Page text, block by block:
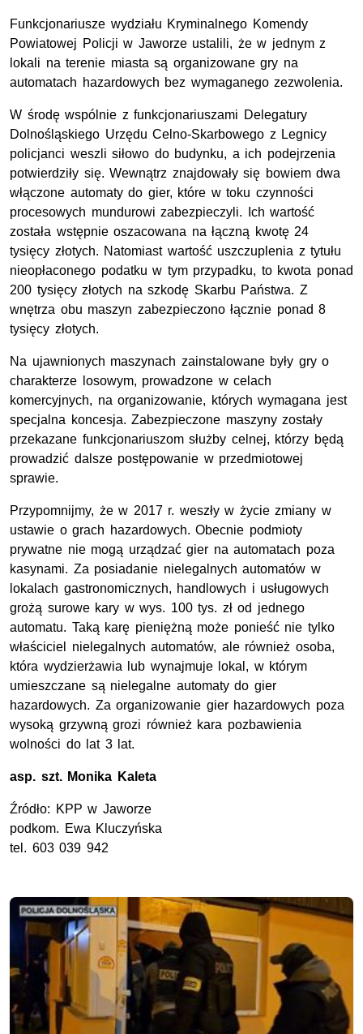
Funkcjonariusze wydziału Kryminalnego Komendy
Powiatowej Policji w Jaworze ustalili, że w jednym z
lokali na terenie miasta są organizowane gry na
automatach hazardowych bez wymaganego zezwolenia.
W środę wspólnie z funkcjonariuszami Delegatury
Dolnośląskiego Urzędu Celno-Skarbowego z Legnicy
policjanci weszli siłowo do budynku, a ich podejrzenia
potwierdziły się. Wewnątrz znajdowały się bowiem dwa
włączone automaty do gier, które w toku czynności
procesowych mundurowi zabezpieczyli. Ich wartość
została wstępnie oszacowana na łączną kwotę 24
tysięcy złotych. Natomiast wartość uszczuplenia z tytułu
nieopłaconego podatku w tym przypadku, to kwota ponad
200 tysięcy złotych na szkodę Skarbu Państwa. Z
wnętrza obu maszyn zabezpieczono łącznie ponad 8
tysięcy złotych.
Na ujawnionych maszynach zainstalowane były gry o
charakterze losowym, prowadzone w celach
komercyjnych, na organizowanie, których wymagana jest
specjalna koncesja. Zabezpieczone maszyny zostały
przekazane funkcjonariuszom służby celnej, którzy będą
prowadzić dalsze postępowanie w przedmiotowej
sprawie.
Przypomnijmy, że w 2017 r. weszły w życie zmiany w
ustawie o grach hazardowych. Obecnie podmioty
prywatne nie mogą urządzać gier na automatach poza
kasynami. Za posiadanie nielegalnych automatów w
lokalach gastronomicznych, handlowych i usługowych
grożą surowe kary w wys. 100tys. złod jednego
automatu. Taką karę pieniężną może ponieść nie tylko
właściciel nielegalnych automatów, ale również osoba,
która wydzierżawia lub wynajmuje lokal, w którym
umieszczane są nielegalne automaty do gier
hazardowych. Za organizowanie gier hazardowych poza
wysoką grzywną grozi również kara pozbawienia
wolności do lat 3 lat.
asp. szt.Monika Kaleta
Źródło: KPP w Jaworze
podkom. Ewa Kluczyńska
tel. 603 039 942